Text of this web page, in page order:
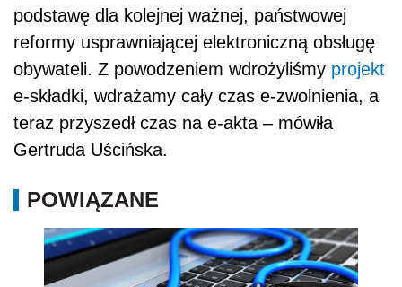
podstawę dla kolejnej ważnej, państwowej
reformy usprawniającej elektroniczną obsługę
obywateli. Z powodzeniem wdrożyliśmy projekt
e-składki, wdrażamy cały czas e-zwolnienia, a
teraz przyszedł czas na e-akta – mówiła
Gertruda Uścińska.
POWIĄZANE